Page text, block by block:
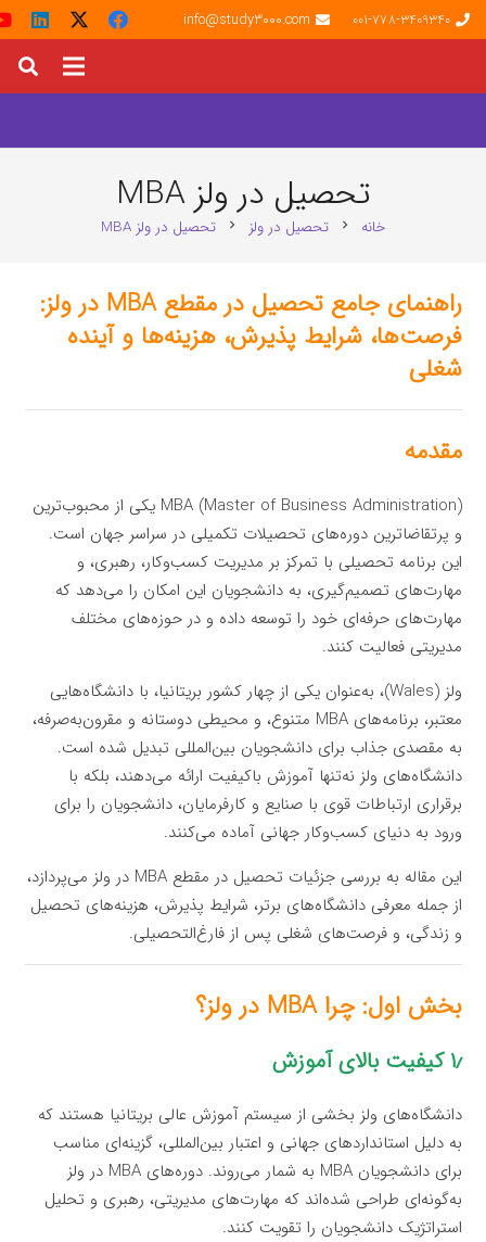
001-778-3409340
info@study3000.com
تحصیل در ولز MBA
خانه chevron_right تحصیل در ولز chevron_right تحصیل در ولز MBA
راهنمای جامع تحصیل در مقطع MBA در ولز:
فرصت‌ها، شرایط پذیرش، هزینه‌ها و آینده
شغلی
مقدمه
MBA (Master of Business Administration) یکی از محبوب‌ترین
و پرتقاضاترین دوره‌های تحصیلات تکمیلی در سراسر جهان است.
این برنامه تحصیلی با تمرکز بر مدیریت کسب‌وکار، رهبری، و
مهارت‌های تصمیم‌گیری، به دانشجویان این امکان را می‌دهد که
مهارت‌های حرفه‌ای خود را توسعه داده و در حوزه‌های مختلف
مدیریتی فعالیت کنند.
ولز (Wales)، به‌عنوان یکی از چهار کشور بریتانیا، با دانشگاه‌هایی
معتبر، برنامه‌های MBA متنوع، و محیطی دوستانه و مقرون‌به‌صرفه،
به مقصدی جذاب برای دانشجویان بین‌المللی تبدیل شده است.
دانشگاه‌های ولز نه‌تنها آموزش باکیفیت ارائه می‌دهند، بلکه با
برقراری ارتباطات قوی با صنایع و کارفرمایان، دانشجویان را برای
ورود به دنیای کسب‌وکار جهانی آماده می‌کنند.
این مقاله به بررسی جزئیات تحصیل در مقطع MBA در ولز می‌پردازد،
از جمله معرفی دانشگاه‌های برتر، شرایط پذیرش، هزینه‌های تحصیل
و زندگی، و فرصت‌های شغلی پس از فارغ‌التحصیلی.
بخش اول: چرا MBA در ولز؟
۱٫ کیفیت بالای آموزش
دانشگاه‌های ولز بخشی از سیستم آموزش عالی بریتانیا هستند که
به دلیل استانداردهای جهانی و اعتبار بین‌المللی، گزینه‌ای مناسب
برای دانشجویان MBA به شمار می‌روند. دوره‌های MBA در ولز
به‌گونه‌ای طراحی شده‌اند که مهارت‌های مدیریتی، رهبری و تحلیل
استراتژیک دانشجویان را تقویت کنند.